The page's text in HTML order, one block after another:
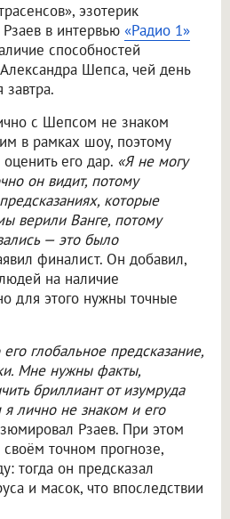
эзотерик
в интервью «Радио 1»
способностей
Шепса, чей день
с Шепсом не знаком
в рамках шоу, поэтому
его дар. «Я не могу
он видит, потому
которые
верили Ванге, потому
— это было
финалист. Он добавил,
на наличие
для этого нужны точные
глобальное предсказание,
Мне нужны факты,
бриллиант от изумруда
лично не знаком и его
Рзаев. При этом
точном прогнозе,
тогда он предсказал
и масок, что впоследствии